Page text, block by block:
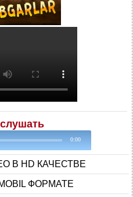
0:00
В HD КАЧЕСТВЕ
ФОРМАТЕ